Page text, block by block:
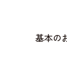
基本の